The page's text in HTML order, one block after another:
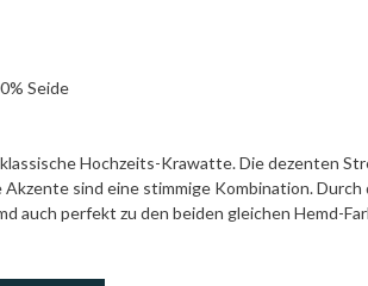
Seide
Hochzeits-Krawatte. Die dezenten
sind eine stimmige Kombination. Durch
auch perfekt zu den beiden gleichen Hemd-